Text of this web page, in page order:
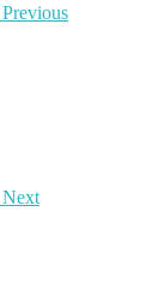
Previous
Next